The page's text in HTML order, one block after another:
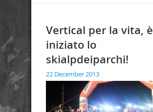
Vertical per la vita, è
iniziato lo
skialpdeiparchi!
22 December 2013